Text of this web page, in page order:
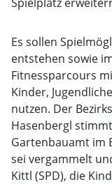
Es sollen
entstehen sowie
Fitnessparcours
Kinder,
nutzen. Der
Hasenbergl
Gartenbauamt im
sei vergammelt
Kittl (SPD), die